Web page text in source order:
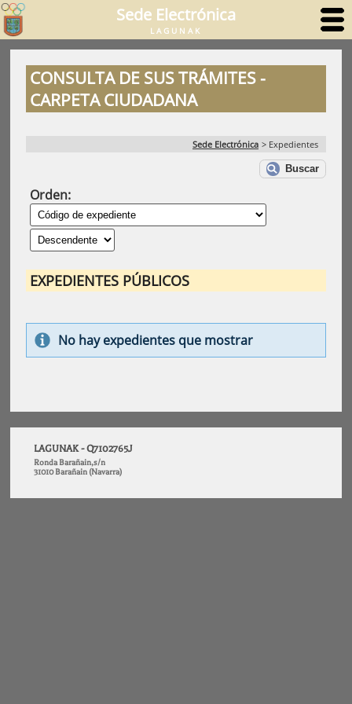
Sede Electrónica
LAGUNAK
CONSULTA DE SUS TRÁMITES -
CARPETA CIUDADANA
Sede Electrónica > Expedientes
Buscar
Orden:
EXPEDIENTES PÚBLICOS
No hay expedientes que mostrar
LAGUNAK - Q7102765J
Ronda Barañain,s/n
31010 Barañain (Navarra)